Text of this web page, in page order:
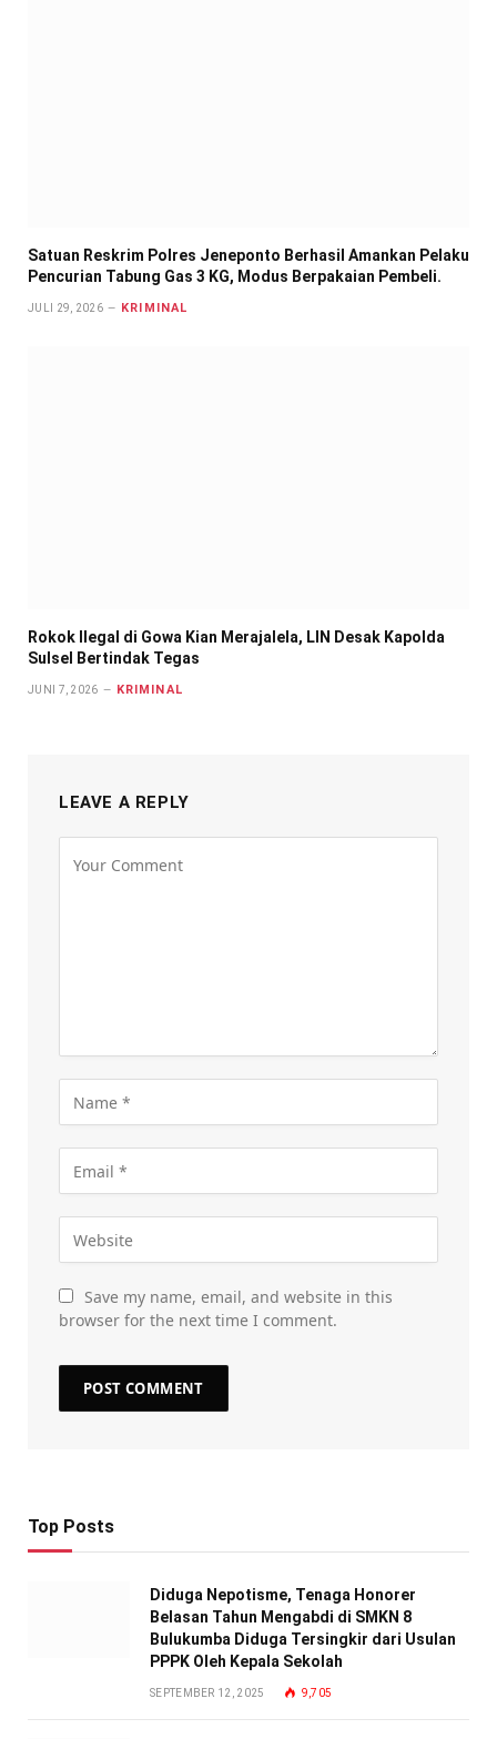
Satuan Reskrim Polres Jeneponto Berhasil Amankan Pelaku
Pencurian Tabung Gas 3 KG, Modus Berpakaian Pembeli.
JULI 29, 2026 KRIMINAL
Rokok Ilegal di Gowa Kian Merajalela, LIN Desak Kapolda
Sulsel Bertindak Tegas
JUNI 7, 2026 KRIMINAL
LEAVE A REPLY
Save my name, email, and website in this
browser for the next time I comment.
Top Posts
Diduga Nepotisme, Tenaga Honorer
Belasan Tahun Mengabdi di SMKN 8
Bulukumba Diduga Tersingkir dari Usulan
PPPK Oleh Kepala Sekolah
SEPTEMBER 12, 2025 9,705